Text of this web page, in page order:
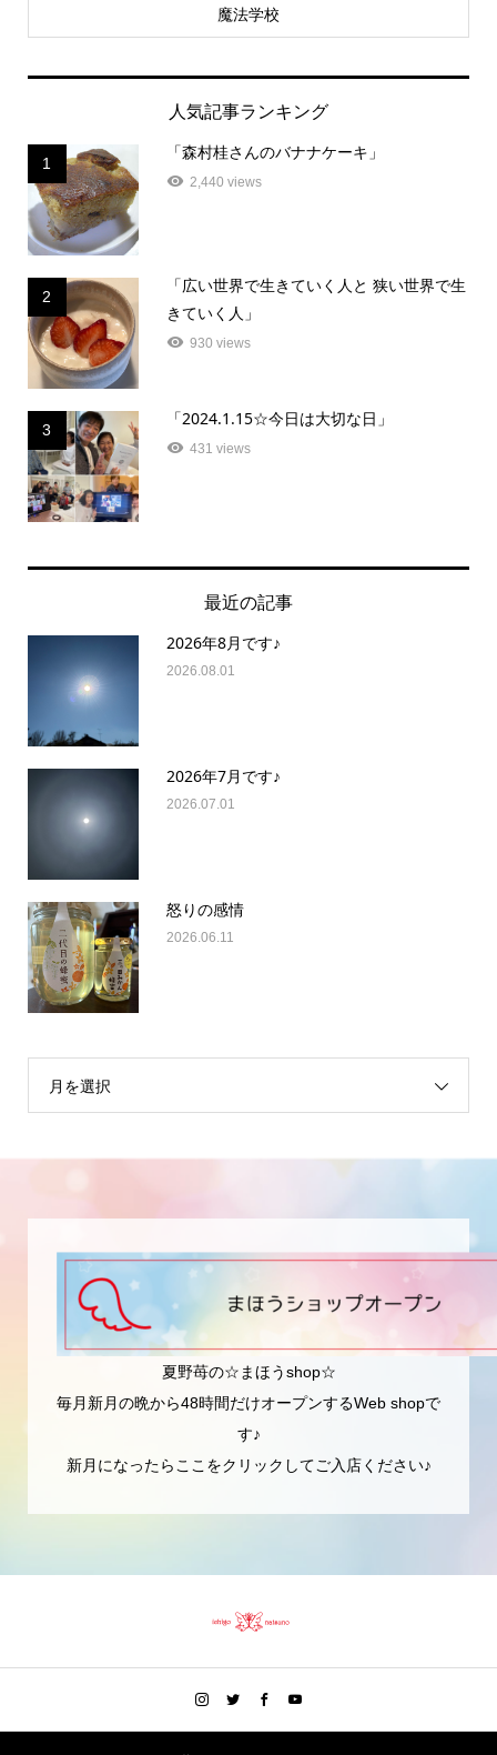
魔法学校
人気記事ランキング
1
「森村桂さんのバナナケーキ」
2,440 views
2
「広い世界で生きていく人と 狭い世界で生
きていく人」
930 views
3
「2024.1.15☆今日は大切な日」
431 views
最近の記事
2026年8月です♪
2026.08.01
2026年7月です♪
2026.07.01
怒りの感情
2026.06.11
月を選択
夏野苺の☆まほうshop☆
毎月新月の晩から48時間だけオープンするWeb shopで
す♪
新月になったらここをクリックしてご入店ください♪